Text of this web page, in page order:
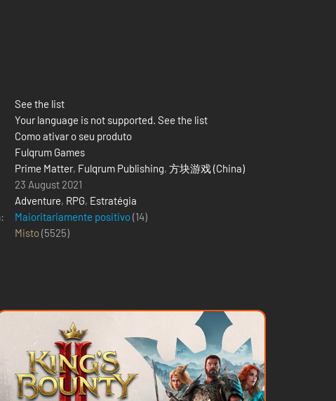
See the list
Your language is not supported. See the list
Como ativar o seu produto
Fulqrum Games
Prime Matter, Fulqrum Publishing, 方块游戏 (China)
23 August 2021
Adventure, RPG, Estratégia
Maioritariamente positivo(14)
Misto(5525)